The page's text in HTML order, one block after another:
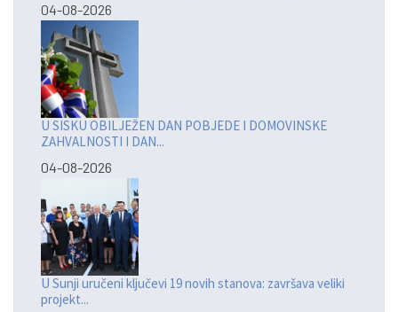
04-08-2026
U SISKU OBILJEŽEN DAN POBJEDE I DOMOVINSKE
ZAHVALNOSTI I DAN...
04-08-2026
U Sunji uručeni ključevi 19 novih stanova: završava veliki
projekt...